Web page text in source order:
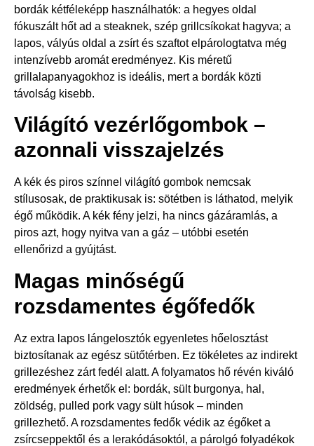
bordák kétféleképp használhatók: a hegyes oldal
fókuszált hőt ad a steaknek, szép grillcsíkokat hagyva; a
lapos, vályús oldal a zsírt és szaftot elpárologtatva még
intenzívebb aromát eredményez. Kis méretű
grillalapanyagokhoz is ideális, mert a bordák közti
távolság kisebb.
Világító vezérlőgombok –
azonnali visszajelzés
A kék és piros színnel világító gombok nemcsak
stílusosak, de praktikusak is: sötétben is láthatod, melyik
égő működik. A kék fény jelzi, ha nincs gázáramlás, a
piros azt, hogy nyitva van a gáz – utóbbi esetén
ellenőrizd a gyújtást.
Magas minőségű
rozsdamentes égőfedők
Az extra lapos lángelosztók egyenletes hőelosztást
biztosítanak az egész sütőtérben. Ez tökéletes az indirekt
grillezéshez zárt fedél alatt. A folyamatos hő révén kiváló
eredmények érhetők el: bordák, sült burgonya, hal,
zöldség, pulled pork vagy sült húsok – minden
grillezhető. A rozsdamentes fedők védik az égőket a
zsírcseppektől és a lerakódásoktól, a párolgó folyadékok